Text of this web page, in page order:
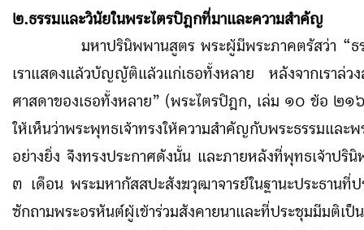
๒.ธรรมและวินัยในพระไตรปิฎกที่มาและความสำคัญ
มหาปรินิพพานสูตร พระผู้มีพระภาคตรัสว่า “ธร
เราแสดงแล้วบัญญัติแล้วแก่เธอทั้งหลาย หลังจากเราล่วง
ศาสดาของเธอทั้งหลาย” (พระไตรปิฎก, เล่ม ๑๐ ข้อ ๒๑
ให้เห็นว่าพระพุทธเจ้าทรงให้ความสำคัญกับพระธรรมและพ
อย่างยิ่ง จึงทรงประกาศดังนั้น และภายหลังที่พุทธเจ้าปรินิ
๓ เดือน พระมหากัสสปะสังฆวุฒาจารย์ในฐานะประธานที่
ซักถามพระอรหันต์ผู้เข้าร่วมสังคายนาและที่ประชุมมีมติเป็